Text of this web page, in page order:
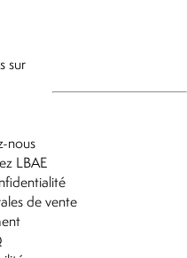
sur
nous
LBAE
de vente